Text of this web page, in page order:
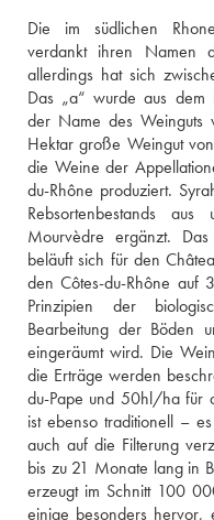
Die im südlichen
verdankt ihren Namen
allerdings hat sich
Das „a“ wurde aus dem
der Name des Weinguts
Hektar große Weingut
die Weine der
du-Rhône produziert.
Rebsortenbestands
Mourvèdre ergänzt.
beläuft sich für den
den Côtes-du-Rhône auf
Prinzipien der
Bearbeitung der Böden
eingeräumt wird. Die
die Erträge werden
du-Pape und 50hl/ha für
ist ebenso traditionell –
auch auf die Filterung
bis zu 21 Monate lang in
erzeugt im Schnitt 100
einige besonders hervor,